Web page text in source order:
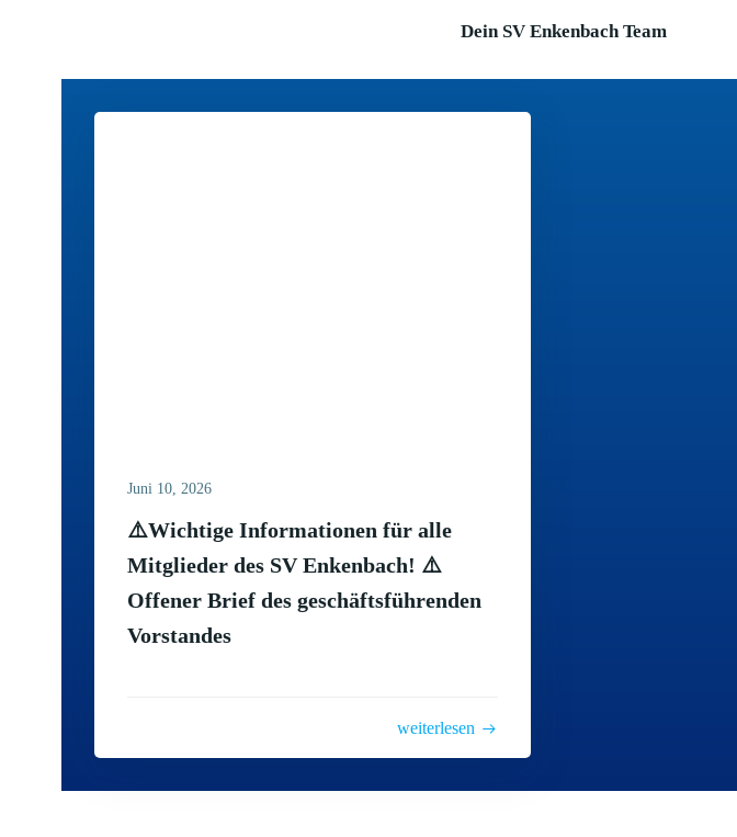
Dein SV Enkenbach Team
Juni 10, 2026
⚠️Wichtige Informationen für alle
Mitglieder des SV Enkenbach! ⚠️
Offener Brief des geschäftsführenden
Vorstandes
weiterlesen